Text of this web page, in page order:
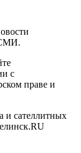
СМИ.
с
праве и
и сателлитных